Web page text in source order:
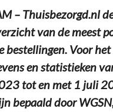
– Thuisbezorgd.nl
van de meest
bestellingen. Voor
en statistieken
tot en met 1 juli
bepaald door